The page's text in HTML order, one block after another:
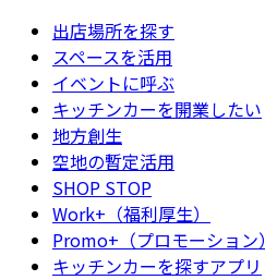
出店場所を探す
スペースを活用
イベントに呼ぶ
キッチンカーを開業したい
地方創生
空地の暫定活用
SHOP STOP
Work+（福利厚生）
Promo+（プロモーション）
キッチンカーを探すアプリ